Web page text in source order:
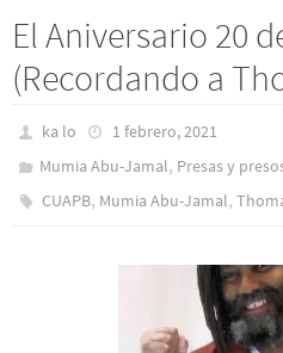
El Aniversario 20
(Recordando a
ka lo
1 febrero, 2021
Mumia Abu-Jamal, Presas y
CUAPB, Mumia Abu-Jamal,